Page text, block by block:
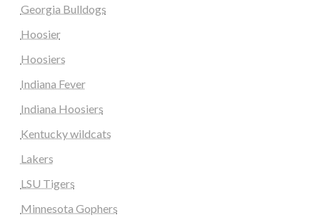
Georgia Bulldogs
Hoosier
Hoosiers
Indiana Fever
Indiana Hoosiers
Kentucky wildcats
Lakers
LSU Tigers
Minnesota Gophers